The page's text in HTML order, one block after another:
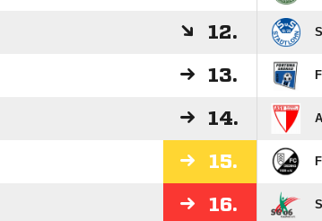
12.
13.
14.
15.
16.